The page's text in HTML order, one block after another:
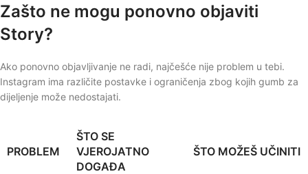
Zašto ne mogu ponovno objaviti
Story?
Ako ponovno objavljivanje ne radi, najčešće nije problem u tebi.
Instagram ima različite postavke i ograničenja zbog kojih gumb za
dijeljenje može nedostajati.
PROBLEM
ŠTO SE
VJEROJATNO
DOGAĐA
ŠTO MOŽEŠ UČINITI